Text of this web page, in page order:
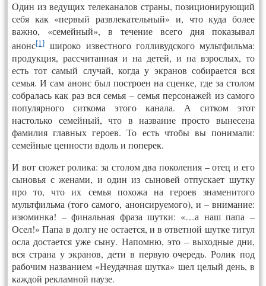
Один из ведущих телеканалов страны, позиционирующий
себя как «первый развлекательный» и, что куда более
важно, «семейный», в течение всего дня показывал
анонс[1] широко известного голливудского мультфильма:
продукция, рассчитанная и на детей, и на взрослых, то
есть тот самый случай, когда у экранов собирается вся
семья. И сам анонс был построен на сценке, где за столом
собралась как раз вся семья – семья персонажей из самого
популярного ситкома этого канала. А ситком этот
настолько семейный, что в название просто вынесена
фамилия главных героев. То есть чтобы вы понимали:
семейные ценности вдоль и поперек.
И вот сюжет ролика: за столом два поколения – отец и его
сыновья с женами, и один из сыновей отпускает шутку
про то, что их семья похожа на героев знаменитого
мультфильма (того самого, анонсируемого), и – внимание:
изюминка! – финальная фраза шутки: «…а наш папа –
Осел!» Папа в долгу не остается, и в ответной шутке титул
осла достается уже сыну. Напомню, это – выходные дни,
вся страна у экранов, дети в первую очередь. Ролик под
рабочим названием «Неудачная шутка» шел целый день, в
каждой рекламной паузе.